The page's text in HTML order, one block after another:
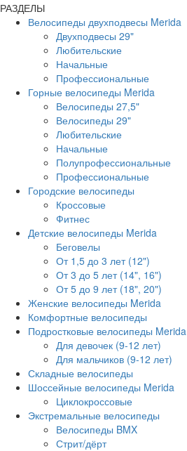
РАЗДЕЛЫ
Велосипеды двухподвесы Merida
Двухподвесы 29"
Любительские
Начальные
Профессиональные
Горные велосипеды Merida
Велосипеды 27,5"
Велосипеды 29"
Любительские
Начальные
Полупрофессиональные
Профессиональные
Городские велосипеды
Кроссовые
Фитнес
Детские велосипеды Merida
Беговелы
От 1,5 до 3 лет (12")
От 3 до 5 лет (14", 16")
От 5 до 9 лет (18", 20")
Женские велосипеды Merida
Комфортные велосипеды
Подростковые велосипеды Merida
Для девочек (9-12 лет)
Для мальчиков (9-12 лет)
Складные велосипеды
Шоссейные велосипеды Merida
Циклокроссовые
Экстремальные велосипеды
Велосипеды BMX
Стрит/дёрт